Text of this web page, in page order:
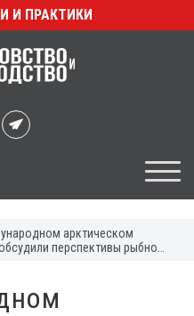
И ПРАКТИКИ
арктическом
перспективы рыбной